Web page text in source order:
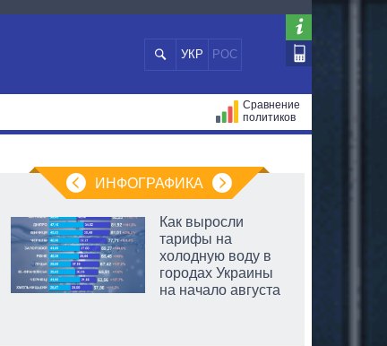
УКР РОС
Сравнение
политиков
ИНФОГРАФИКА
Как выросли
тарифы на
холодную воду в
городах Украины
на начало августа